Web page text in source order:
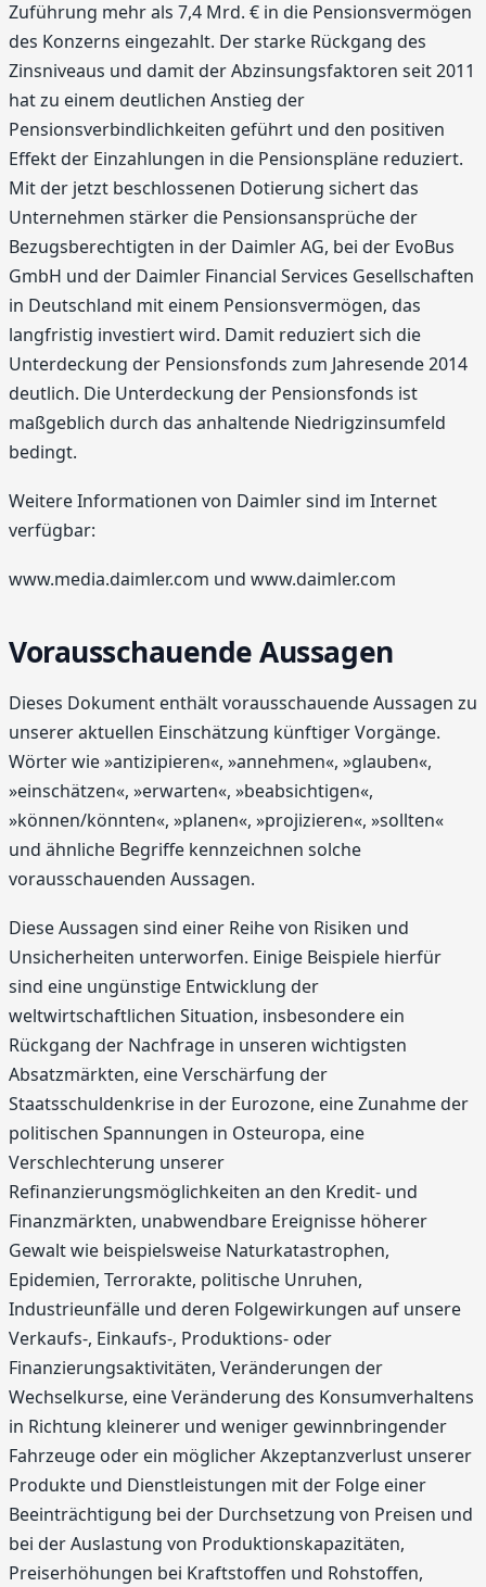
Zuführung mehr als 7,4 Mrd. € in die Pensionsvermögen
des Konzerns eingezahlt. Der starke Rückgang des
Zinsniveaus und damit der Abzinsungsfaktoren seit 2011
hat zu einem deutlichen Anstieg der
Pensionsverbindlichkeiten geführt und den positiven
Effekt der Einzahlungen in die Pensionspläne reduziert.
Mit der jetzt beschlossenen Dotierung sichert das
Unternehmen stärker die Pensionsansprüche der
Bezugsberechtigten in der Daimler AG, bei der EvoBus
GmbH und der Daimler Financial Services Gesellschaften
in Deutschland mit einem Pensionsvermögen, das
langfristig investiert wird. Damit reduziert sich die
Unterdeckung der Pensionsfonds zum Jahresende 2014
deutlich. Die Unterdeckung der Pensionsfonds ist
maßgeblich durch das anhaltende Niedrigzinsumfeld
bedingt.
Weitere Informationen von Daimler sind im Internet
verfügbar:
www.media.daimler.com und www.daimler.com
Vorausschauende Aussagen
Dieses Dokument enthält vorausschauende Aussagen zu
unserer aktuellen Einschätzung künftiger Vorgänge.
Wörter wie »antizipieren«, »annehmen«, »glauben«,
»einschätzen«, »erwarten«, »beabsichtigen«,
»können/könnten«, »planen«, »projizieren«, »sollten«
und ähnliche Begriffe kennzeichnen solche
vorausschauenden Aussagen.
Diese Aussagen sind einer Reihe von Risiken und
Unsicherheiten unterworfen. Einige Beispiele hierfür
sind eine ungünstige Entwicklung der
weltwirtschaftlichen Situation, insbesondere ein
Rückgang der Nachfrage in unseren wichtigsten
Absatzmärkten, eine Verschärfung der
Staatsschuldenkrise in der Eurozone, eine Zunahme der
politischen Spannungen in Osteuropa, eine
Verschlechterung unserer
Refinanzierungsmöglichkeiten an den Kredit- und
Finanzmärkten, unabwendbare Ereignisse höherer
Gewalt wie beispielsweise Naturkatastrophen,
Epidemien, Terrorakte, politische Unruhen,
Industrieunfälle und deren Folgewirkungen auf unsere
Verkaufs-, Einkaufs-, Produktions- oder
Finanzierungsaktivitäten, Veränderungen der
Wechselkurse, eine Veränderung des Konsumverhaltens
in Richtung kleinerer und weniger gewinnbringender
Fahrzeuge oder ein möglicher Akzeptanzverlust unserer
Produkte und Dienstleistungen mit der Folge einer
Beeinträchtigung bei der Durchsetzung von Preisen und
bei der Auslastung von Produktionskapazitäten,
Preiserhöhungen bei Kraftstoffen und Rohstoffen,